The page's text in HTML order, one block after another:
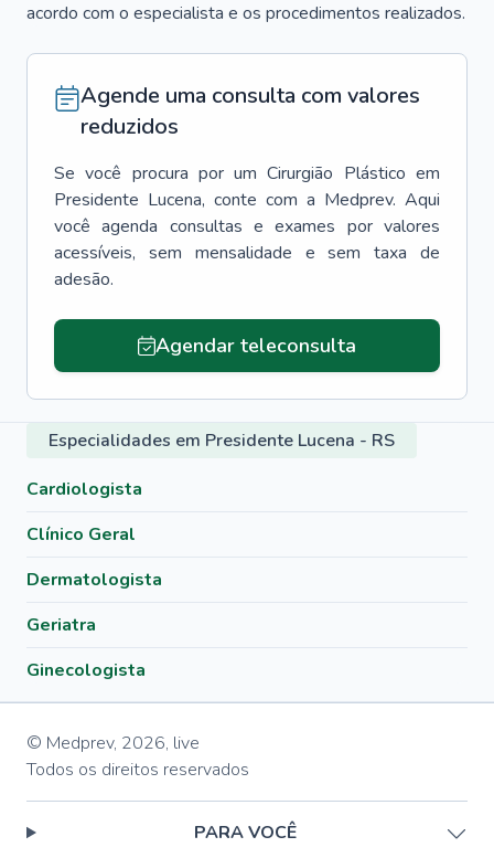
acordo com o especialista e os procedimentos realizados.
Agende uma consulta com valores
reduzidos
Se você procura por um Cirurgião Plástico em
Presidente Lucena, conte com a Medprev. Aqui
você agenda consultas e exames por valores
acessíveis, sem mensalidade e sem taxa de
adesão.
Agendar teleconsulta
Especialidades em Presidente Lucena - RS
Cardiologista
Clínico Geral
Dermatologista
Geriatra
Ginecologista
© Medprev, 2026, live
Todos os direitos reservados
PARA VOCÊ